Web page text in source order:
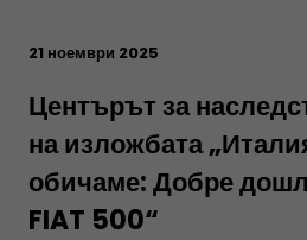
21 ноември 2025
Центърът за
на изложбата
обичаме: Добре
FIAT 500“